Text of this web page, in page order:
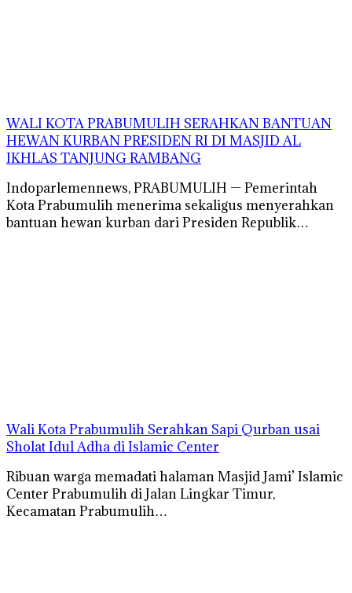
WALI KOTA PRABUMULIH SERAHKAN BANTUAN
HEWAN KURBAN PRESIDEN RI DI MASJID AL
IKHLAS TANJUNG RAMBANG
Indoparlemennews, PRABUMULIH — Pemerintah
Kota Prabumulih menerima sekaligus menyerahkan
bantuan hewan kurban dari Presiden Republik…
Wali Kota Prabumulih Serahkan Sapi Qurban usai
Sholat Idul Adha di Islamic Center
Ribuan warga memadati halaman Masjid Jami’ Islamic
Center Prabumulih di Jalan Lingkar Timur,
Kecamatan Prabumulih…